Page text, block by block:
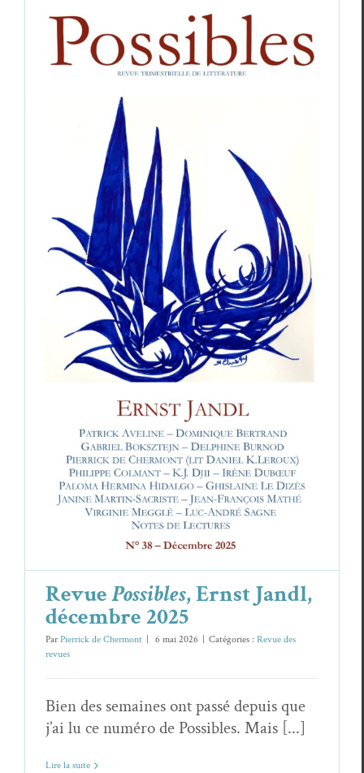
RevuePossibles , Ernst Jandl, décembre
2025
Revue des revues
RevuePossibles, Ernst Jandl,
décembre 2025
ParPierrick de Chermont 6 mai 2026 Catégories : Revue des
revues
Bien des semaines ont passé depuis que
j’ai lu ce numéro de Possibles. Mais [...]
Lire la suite